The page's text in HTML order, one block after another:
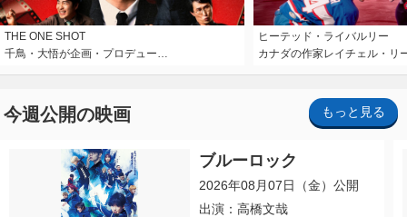
THE ONE SHOT
千鳥・大悟が企画・プロデュー…
ヒーテッド・ライバルリー
カナダの作家レイチェル・リ
今週公開の映画 もっと見る
ブルーロック
2026年08月07日（金）公開
出演：高橋文哉